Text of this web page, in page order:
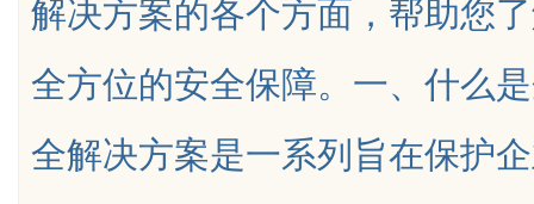
解决方案的各个方面，帮助您
全方位的安全保障。一、什么
全解决方案是一系列旨在保护